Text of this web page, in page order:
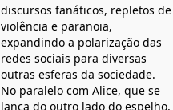
discursos fanáticos, repletos de
violência e paranoia,
expandindo a polarização das
redes sociais para diversas
outras esferas da sociedade.
No paralelo com Alice, que se
lança do outro lado do espelho,